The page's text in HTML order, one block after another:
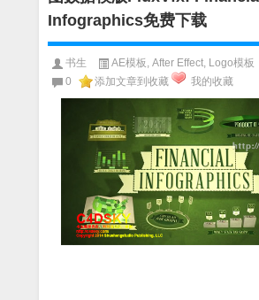
Infographics免费下载
书生 AE模板 After Effect Logo模板
0
添加文章到收藏 我的收藏